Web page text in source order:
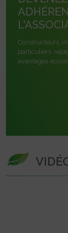
Constructeurs,
particuliers,
avantages